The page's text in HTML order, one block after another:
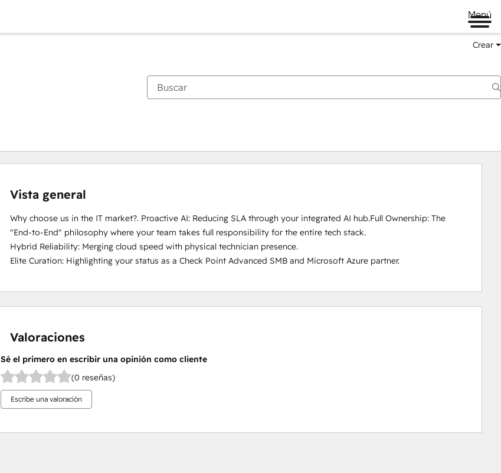
Menú
Crear
Vista general
Why choose us in the IT market?. Proactive AI: Reducing SLA through your integrated AI hub.Full Ownership: The
"End-to-End" philosophy where your team takes full responsibility for the entire tech stack.
Hybrid Reliability: Merging cloud speed with physical technician presence.
Elite Curation: Highlighting your status as a Check Point Advanced SMB and Microsoft Azure partner.
Valoraciones
Sé el primero en escribir una opinión como cliente
(0 reseñas)
Escribe una valoración